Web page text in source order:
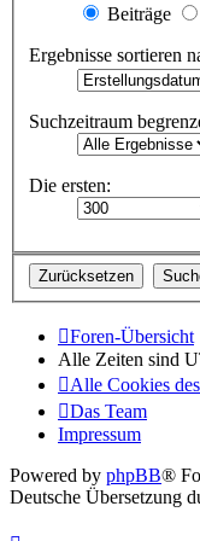
Beiträge
Ergebnisse sortieren
Suchzeitraum
Die ersten:
Foren-Übersicht
Alle Zeiten sind
Alle Cookies
Das Team
Impressum
Powered by phpBB®
Deutsche Übersetzung